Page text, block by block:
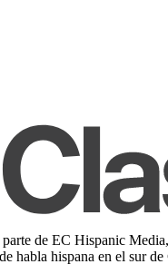
de EC Hispanic
habla hispana en el sur